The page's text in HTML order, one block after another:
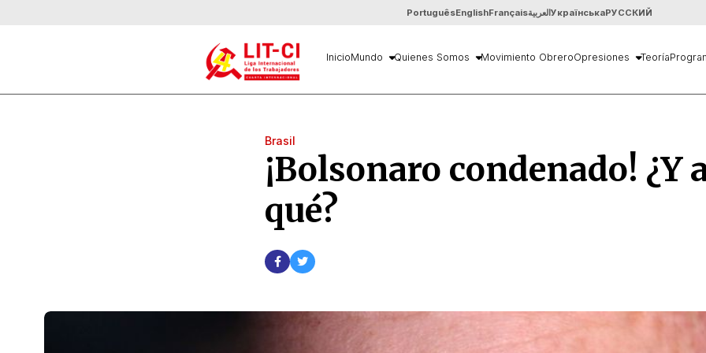
PortuguêsEnglishFrançaisالعربيةУкраїнськаРУССКИЙ
InicioMundo Quienes Somos Movimiento ObreroOpresiones Teoría
Brasil
¡Bolsonaro condenado! ¿Y
qué?